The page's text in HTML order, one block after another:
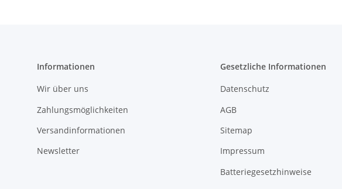
Informationen
Wir über uns
Zahlungsmöglichkeiten
Versandinformationen
Newsletter
Gesetzliche Informationen
Datenschutz
AGB
Sitemap
Impressum
Batteriegesetzhinweise